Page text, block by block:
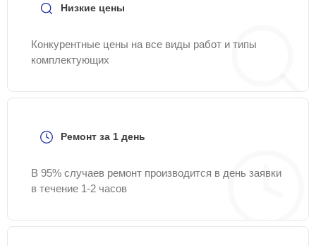
Низкие цены
Конкурентные цены на все виды работ и типы
комплектующих
Ремонт за 1 день
В 95% случаев ремонт производится в день заявки
в течение 1-2 часов